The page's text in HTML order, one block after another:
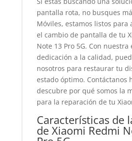
pantalla rota, no busques
Móviles, estamos listos para
el cambio de pantalla de tu
Note 13 Pro 5G. Con nuestra
dedicación a la calidad,
nosotros para restaurar tu
estado óptimo. Contáctanos
descubre por qué somos la
para la reparación de tu
Características de
de Xiaomi Redmi